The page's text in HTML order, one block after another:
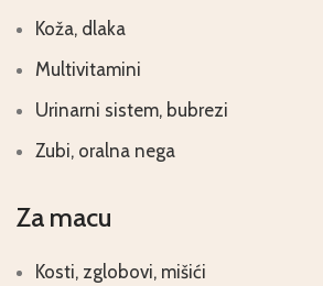
Koža, dlaka
Multivitamini
Urinarni sistem, bubrezi
Zubi, oralna nega
Za macu
Kosti, zglobovi, mišići